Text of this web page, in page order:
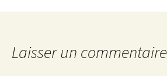
Laisser un commentaire